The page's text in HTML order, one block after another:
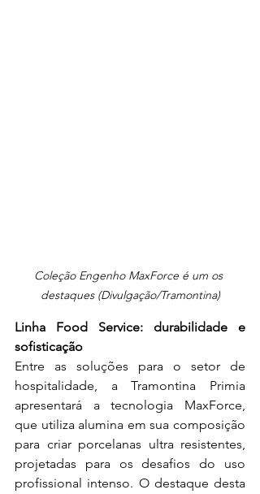
Coleção Engenho MaxForce é um os
destaques (Divulgação/Tramontina)
Linha Food Service: durabilidade e
sofisticação
Entre as soluções para o setor de
hospitalidade, a Tramontina Primia
apresentará a tecnologia MaxForce,
que utiliza alumina em sua composição
para criar porcelanas ultra resistentes,
projetadas para os desafios do uso
profissional intenso. O destaque desta